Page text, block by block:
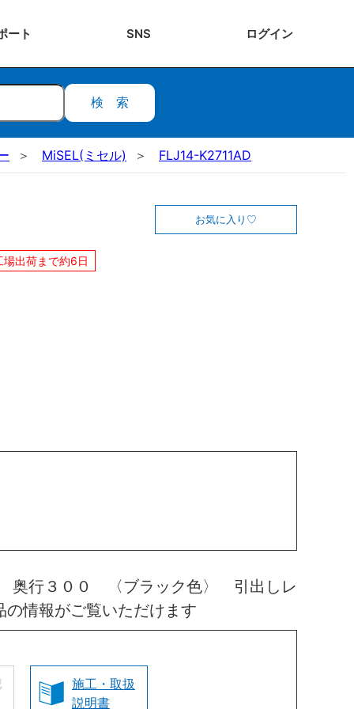
ート SNS ログイン
検索
MiSEL(ミセル) FLJ14-K2711AD
お気に入り
場出荷まで約6日
行３００ 〈ブラック色〉 引出しレ
情報がご覧いただけます
施工・取扱
説明書